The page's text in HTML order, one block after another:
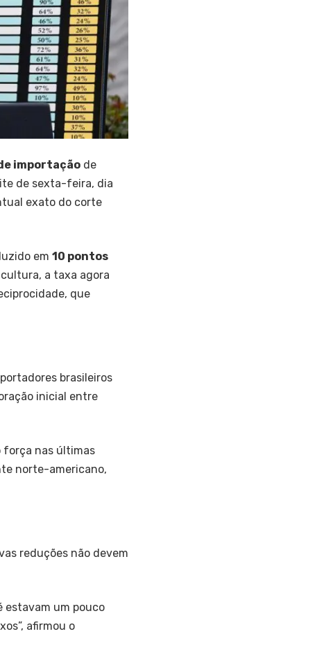
importação de
de sexta-feira, dia
exato do corte
em 10 pontos
a taxa agora
que
brasileiros
inicial entre
força nas últimas
norte-americano,
reduções não devem
estavam um pouco
afirmou o